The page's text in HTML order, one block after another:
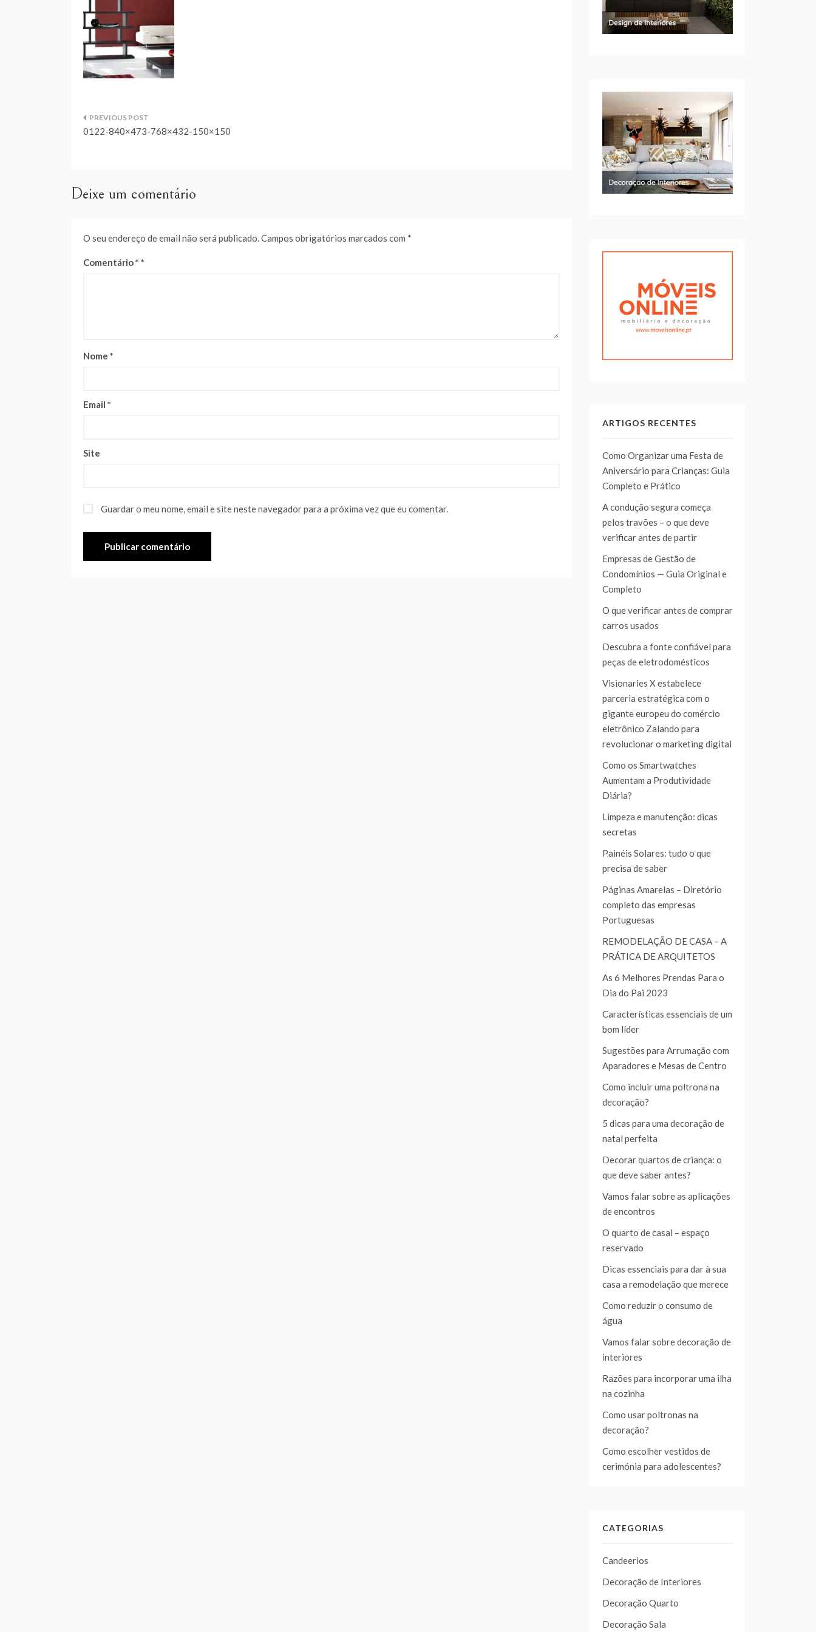
Navegação
0122-840×473-768×432-150×150
Deixe um comentário
O seu endereço de email não será publicado.Campos obrigatórios marcados com *
Comentário*
Nome *
Email *
Site
Guardar o meu nome, email e site neste navegador para a próxima vez que eu comentar.
ARTIGOS RECENTES
Como Organizar uma Festa de
Aniversário para Crianças: Guia
Completo e Prático
A condução segura começa
pelos travões – o que deve
verificar antes de partir
Empresas de Gestão de
Condomínios — Guia Original e
Completo
O que verificar antes de comprar
carros usados
Descubra a fonte confiável para
peças de eletrodomésticos
Visionaries X estabelece
parceria estratégica com o
gigante europeu do comércio
eletrônico Zalando para
revolucionar o marketing digital
Como os Smartwatches
Aumentam a Produtividade
Diária?
Limpeza e manutenção: dicas
secretas
Painéis Solares: tudo o que
precisa de saber
Páginas Amarelas – Diretório
completo das empresas
Portuguesas
REMODELAÇÃO DE CASA – A
PRÁTICA DE ARQUITETOS
As 6 Melhores Prendas Para o
Dia do Pai 2023
Características essenciais de um
bom líder
Sugestões para Arrumação com
Aparadores e Mesas de Centro
Como incluir uma poltrona na
decoração?
5 dicas para uma decoração de
natal perfeita
Decorar quartos de criança: o
que deve saber antes?
Vamos falar sobre as aplicações
de encontros
O quarto de casal – espaço
reservado
Dicas essenciais para dar à sua
casa a remodelação que merece
Como reduzir o consumo de
água
Vamos falar sobre decoração de
interiores
Razões para incorporar uma ilha
na cozinha
Como usar poltronas na
decoração?
Como escolher vestidos de
cerimónia para adolescentes?
CATEGORIAS
Candeerios
Decoração de Interiores
Decoração Quarto
Decoração Sala